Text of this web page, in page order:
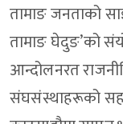
तामाङ जनताको
तामाङ घेदुङ’को
आन्दोलनरत
संघसंस्थाहरूको